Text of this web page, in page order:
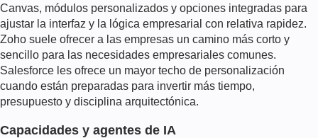
Canvas, módulos personalizados y opciones integradas para
ajustar la interfaz y la lógica empresarial con relativa rapidez.
Zoho suele ofrecer a las empresas un camino más corto y
sencillo para las necesidades empresariales comunes.
Salesforce les ofrece un mayor techo de personalización
cuando están preparadas para invertir más tiempo,
presupuesto y disciplina arquitectónica.
Capacidades y agentes de IA